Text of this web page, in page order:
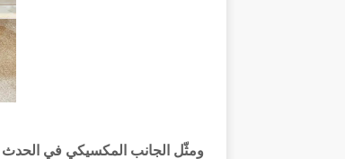
ومثّل الجانب المكسيكي في الحدث